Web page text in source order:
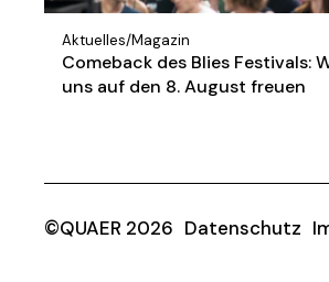
Aktuelles/Magazin
Comeback des Blies Festivals:
uns auf den 8. August freuen
©QUAER 2026 Datenschutz